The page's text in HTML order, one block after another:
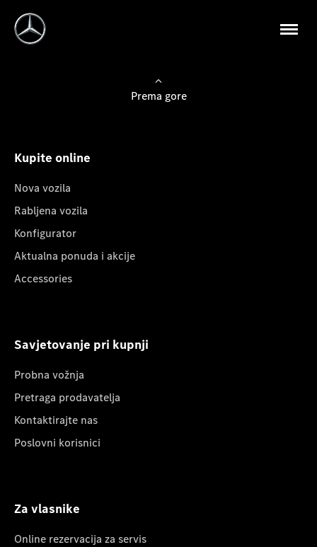
Prema gore
Kupite online
Nova vozila
Rabljena vozila
Konfigurator
Aktualna ponuda i akcije
Accessories
Savjetovanje pri kupnji
Probna vožnja
Pretraga prodavatelja
Kontaktirajte nas
Poslovni korisnici
Za vlasnike
Online rezervacija za servis